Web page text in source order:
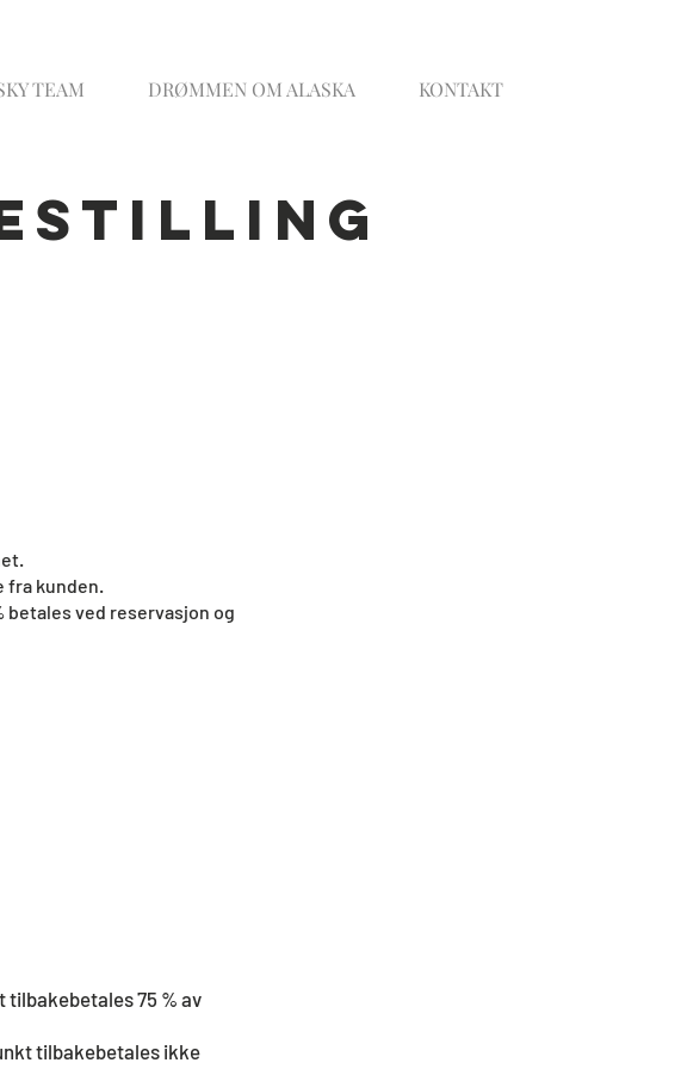
TEAM DRØMMEN OM ALASKA KONTAKT
fra kunden.
betales ved reservasjon og
75 % av
tilbakebetales ikke